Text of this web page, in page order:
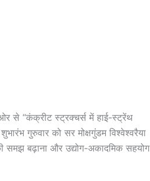
से “कंक्रीट स्ट्रक्चर्स में हाई-स्ट्रेंथ
गुरुवार को सर मोक्षगुंडम विश्वेश्वरैया
समझ बढ़ाना और उद्योग-अकादमिक सहयोग